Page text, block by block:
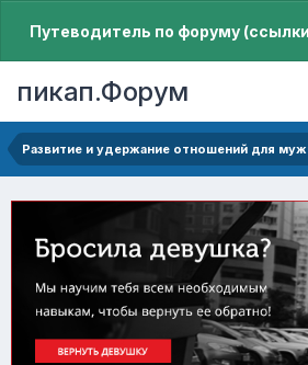
Путеводитель по форуму (ссылки
пикап.Форум
Pазвитие и удержание отношений для